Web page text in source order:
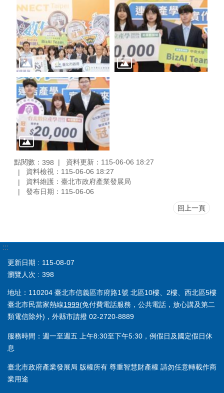
點閱數： 398
資料更新：115-06-06 18:27
資料檢視：115-06-06 18:27
資料維護：臺北市政府產業發展局
發布日期：115-06-06
回上一頁
:::
更新日期
115-08-07
瀏覽人次
398
地址：110204 臺北市信義區市府路1號 北區10樓、2樓、西北區5樓
臺北市民當家熱線1999(免付費電話服務，公共電話，放心講及第二
類電信除外)，外縣市請撥 02-2720-8889
服務時間：週一至週五 上午8:30至下午5:30，例假日及國定假日休
息
臺北市政府產業發展局 版權所有 尊重智慧財產權 請勿任意轉載作商
業用途